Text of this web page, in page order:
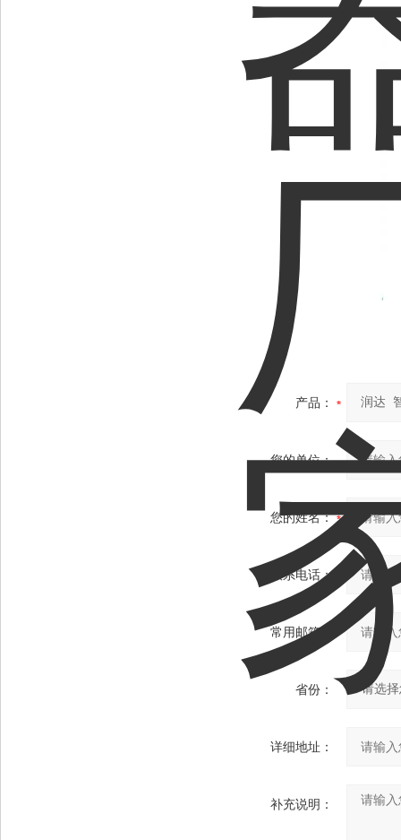
产品：
您的单位：
您的姓名：
联系电话：
常用邮箱：
省份：
详细地址：
补充说明：